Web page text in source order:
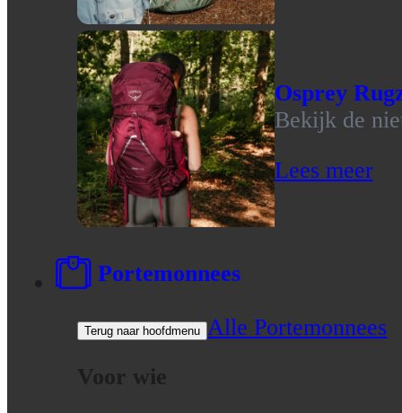
Osprey
Bekijk de
Lees meer
Portemonnees
Terug naar hoofdmenu Alle Portemonnees
Voor wie